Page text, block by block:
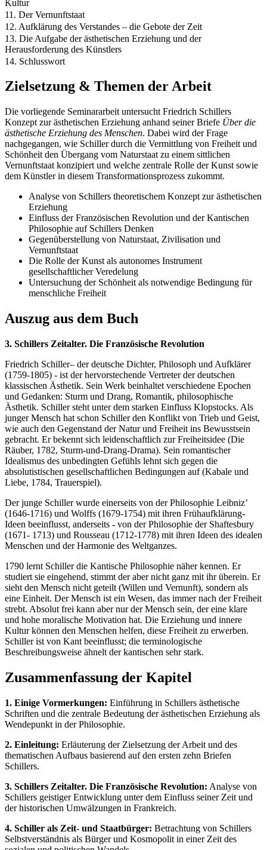
Kultur
11. Der Vernunftstaat
12. Aufklärung des Verstandes – die Gebote der Zeit
13. Die Aufgabe der ästhetischen Erziehung und der
Herausforderung des Künstlers
14. Schlusswort
Zielsetzung & Themen der Arbeit
Die vorliegende Seminararbeit untersucht Friedrich Schillers
Konzept zur ästhetischen Erziehung anhand seiner Briefe Über die
ästhetische Erziehung des Menschen. Dabei wird der Frage
nachgegangen, wie Schiller durch die Vermittlung von Freiheit und
Schönheit den Übergang vom Naturstaat zu einem sittlichen
Vernunftstaat konzipiert und welche zentrale Rolle der Kunst sowie
dem Künstler in diesem Transformationsprozess zukommt.
Analyse von Schillers theoretischem Konzept zur ästhetischen
Erziehung
Einfluss der Französischen Revolution und der Kantischen
Philosophie auf Schillers Denken
Gegenüberstellung von Naturstaat, Zivilisation und
Vernunftstaat
Die Rolle der Kunst als autonomes Instrument
gesellschaftlicher Veredelung
Untersuchung der Schönheit als notwendige Bedingung für
menschliche Freiheit
Auszug aus dem Buch
3. Schillers Zeitalter. Die Französische Revolution
Friedrich Schiller– der deutsche Dichter, Philosoph und Aufklärer
(1759-1805) - ist der hervorstechende Vertreter der deutschen
klassischen Ästhetik. Sein Werk beinhaltet verschiedene Epochen
und Gedanken: Sturm und Drang, Romantik, philosophische
Ästhetik. Schiller steht unter dem starken Einfluss Klopstocks. Als
junger Mensch hat schon Schiller den Konflikt von Trieb und Geist,
wie auch den Gegenstand der Natur und Freiheit ins Bewusstsein
gebracht. Er bekennt sich leidenschaftlich zur Freiheitsidee (Die
Räuber, 1782, Sturm-und-Drang-Drama). Sein romantischer
Idealismus des unbedingten Gefühls lehnt sich gegen die
absolutistischen gesellschaftlichen Bedingungen auf (Kabale und
Liebe, 1784, Trauerspiel).
Der junge Schiller wurde einerseits von der Philosophie Leibniz’
(1646-1716) und Wolffs (1679-1754) mit ihren Frühaufklärung-
Ideen beeinflusst, anderseits - von der Philosophie der Shaftesbury
(1671- 1713) und Rousseau (1712-1778) mit ihren Ideen des idealen
Menschen und der Harmonie des Weltganzes.
1790 lernt Schiller die Kantische Philosophie näher kennen. Er
studiert sie eingehend, stimmt der aber nicht ganz mit ihr überein. Er
sieht den Mensch nicht geteilt (Willen und Vernunft), sondern als
eine Einheit. Der Mensch ist ein Wesen, das immer nach der Freiheit
strebt. Absolut frei kann aber nur der Mensch sein, der eine klare
und hohe moralische Motivation hat. Die Erziehung und innere
Kultur können den Menschen helfen, diese Freiheit zu erwerben.
Schiller ist von Kant beeinflusst; die terminologische
Beschreibungsweise ähnelt der kantischen sehr stark.
Zusammenfassung der Kapitel
1. Einige Vormerkungen: Einführung in Schillers ästhetische
Schriften und die zentrale Bedeutung der ästhetischen Erziehung als
Wendepunkt in der Philosophie.
2. Einleitung: Erläuterung der Zielsetzung der Arbeit und des
thematischen Aufbaus basierend auf den ersten zehn Briefen
Schillers.
3. Schillers Zeitalter. Die Französische Revolution: Analyse von
Schillers geistiger Entwicklung unter dem Einfluss seiner Zeit und
der historischen Umwälzungen in Frankreich.
4. Schiller als Zeit- und Staatbürger: Betrachtung von Schillers
Selbstverständnis als Bürger und Kosmopolit in einer Zeit des